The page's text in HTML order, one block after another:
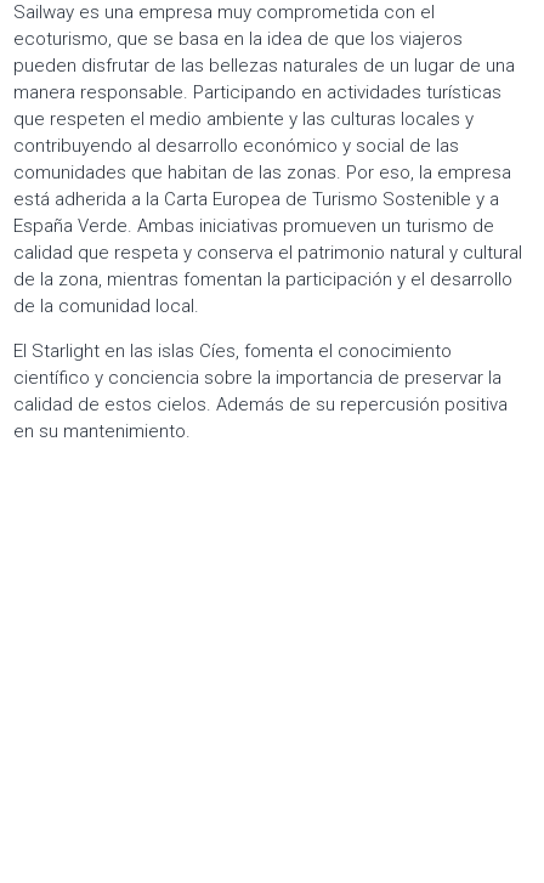
Sailway es una empresa muy comprometida con el
ecoturismo, que se basa en la idea de que los viajeros
pueden disfrutar de las bellezas naturales de un lugar de una
manera responsable. Participando en actividades turísticas
que respeten el medio ambiente y las culturas locales y
contribuyendo al desarrollo económico y social de las
comunidades que habitan de las zonas. Por eso, la empresa
está adherida a la Carta Europea de Turismo Sostenible y a
España Verde. Ambas iniciativas promueven un turismo de
calidad que respeta y conserva el patrimonio natural y cultural
de la zona, mientras fomentan la participación y el desarrollo
de la comunidad local.
El Starlight en las islas Cíes, fomenta el conocimiento
científico y conciencia sobre la importancia de preservar la
calidad de estos cielos. Además de su repercusión positiva
en su mantenimiento.